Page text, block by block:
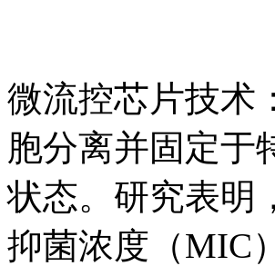
微流控芯片技术
胞分离并固定于
状态。研究表明
抑菌浓度（MIC